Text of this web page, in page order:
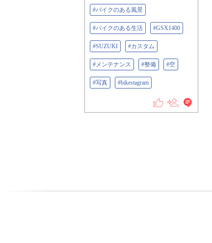
#バイクのある風景
#バイクのある生活 #GSX1400
#SUZUKI #カスタム
#メンテナンス #整備 #空
#写真 #bikestagram